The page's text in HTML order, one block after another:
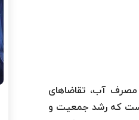
مصرف آب، تقاضاهای
است که رشد جمعیت و